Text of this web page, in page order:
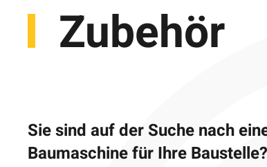
Zubehör
Sie sind auf der Suche nach
Baumaschine für Ihre Baustelle?